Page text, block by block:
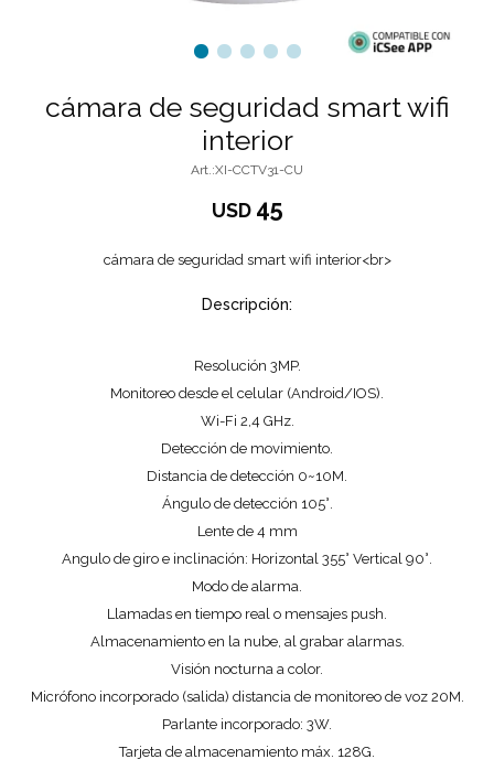
cámara de seguridad smart wifi
interior
XI-CCTV31-CU
USD 45
cámara de seguridad smart wifi interior<br>
Descripción:
Resolución 3MP.
Monitoreo desde el celular (Android/IOS).
Wi-Fi 2,4 GHz.
Detección de movimiento.
Distancia de detección 0~10M.
Ángulo de detección 105°.
Lente de 4 mm
Angulo de giro e inclinación: Horizontal 355° Vertical 90°.
Modo de alarma.
Llamadas en tiempo real o mensajes push.
Almacenamiento en la nube, al grabar alarmas.
Visión nocturna a color.
Micrófono incorporado (salida) distancia de monitoreo de voz 20M.
Parlante incorporado: 3W.
Tarjeta de almacenamiento máx. 128G.